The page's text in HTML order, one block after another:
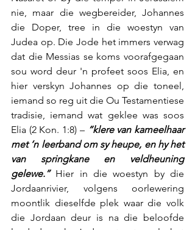
nie, maar die wegbereider, Johannes
die Doper, tree in die woestyn van
Judea op. Die Jode het immers verwag
dat die Messias se koms voorafgegaan
sou word deur 'n profeet soos Elia, en
hier verskyn Johannes op die toneel,
iemand so reg uit die Ou Testamentiese
tradisie, iemand wat geklee was soos
Elia (2 Kon. 1:8) – “klere van kameelhaar
met ‘n leerband om sy heupe, en hy het
van springkane en veldheuning
gelewe.” Hier in die woestyn by die
Jordaanrivier, volgens oorlewering
moontlik dieselfde plek waar die volk
die Jordaan deur is na die beloofde